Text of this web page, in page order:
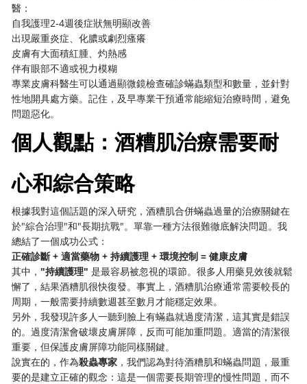
醫：
自我護理2-4週後症狀無明顯改善
出現嚴重炎症、化膿或劇烈瘙癢
皮膚有大面積紅腫、灼熱感
伴有眼部不適或視力模糊
專業皮膚科醫生可以通過顯微鏡檢查確診蟎蟲類型和數量，並針對
性地開具處方藥。記住，及早專業干預通常能縮短治療時間，避免
問題惡化。
個人觀點：酒糟肌治療需要耐
心和綜合策略
根據我對這個話題的深入研究，酒糟肌合併蟎蟲過量的治療關鍵在
於"綜合治理"和"長期抗戰"。單靠一種方法很難徹底解決問題。我
總結了一個成功公式：
正確診斷 + 適當藥物 + 持續護理 + 環境控制 = 健康皮膚
其中， "持續護理" ​ 是最容易被忽視的環節。很多人用藥見效後就鬆
懈了，結果酒糟肌很快復發。事實上，酒糟肌治療通常需要較長的
周期，一般需要持續數週甚至數月才能穩定效果。
另外，我發現許多人一聽到臉上有蟎蟲就過度清潔，這其實是錯誤
的。過度清潔會破壞皮膚屏障，反而可能加重問題。適當的清潔很
重要，但保護皮膚屏障功能同樣關鍵。
說實在的，作為殺蟲專家 ，我們認為對待酒糟肌和蟎蟲問題，最重
要的是建立正確的觀念：這是一個需要長期管理的慢性問題，而不